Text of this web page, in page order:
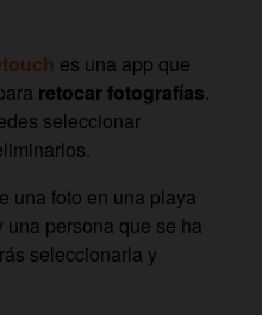
es una app que
retocar fotografías.
seleccionar
una foto en una playa
persona que se ha
seleccionarla y